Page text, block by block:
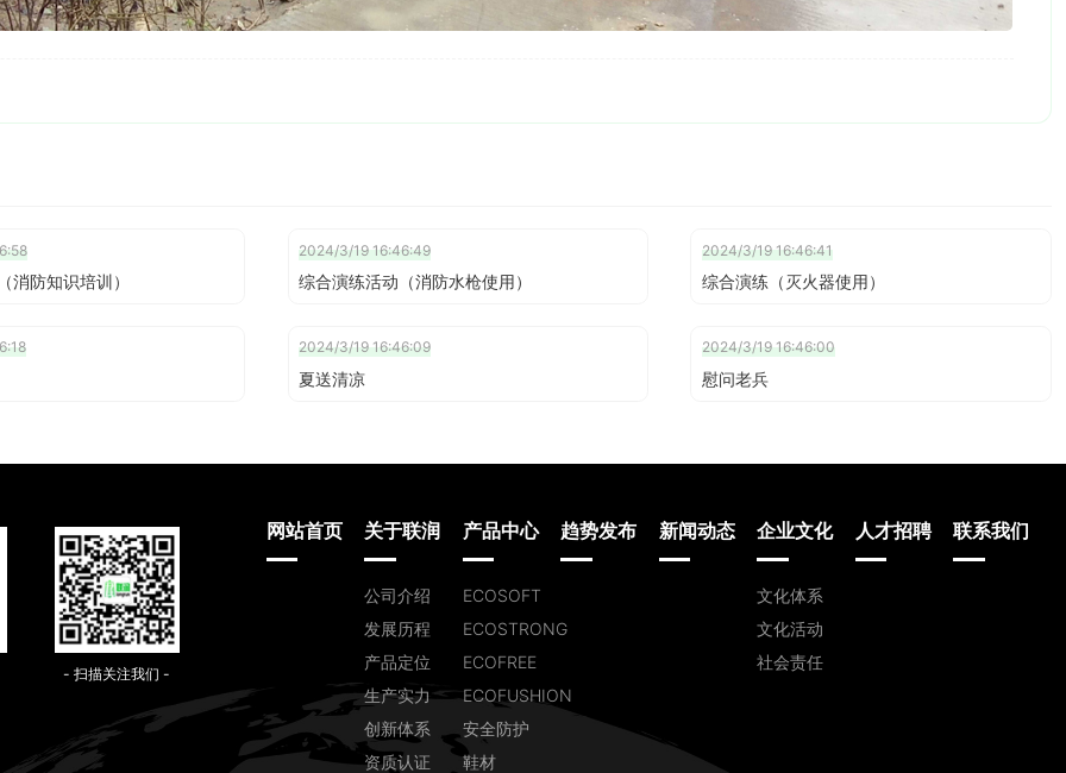
消防知识培训）
2024/3/19 16:46:49
综合演练活动（消防水枪使用）
2024/3/19 16:46:41
综合演练（灭火器使用）
2024/3/19 16:46:09
夏送清凉
2024/3/19 16:46:00
慰问老兵
- 扫描关注我们 -
网站首页 关于联润
公司介绍
发展历程
产品定位
生产实力
创新体系
资质认证
产品中心
ECOSOFT
ECOSTRONG
ECOFREE
ECOFUSHION
安全防护
鞋材
趋势发布 新闻动态 企业文化
文化体系
文化活动
社会责任
人才招聘 联系我们